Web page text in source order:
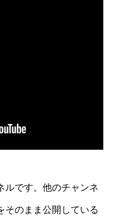
ルです。他のチャンネ
そのまま公開している